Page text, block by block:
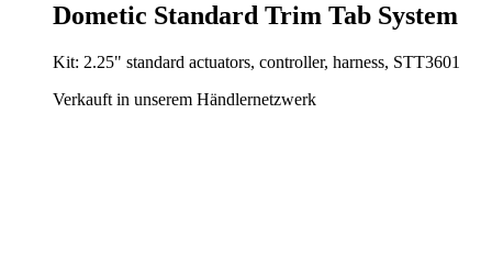
Dometic Standard Trim Tab System
Kit: 2.25" standard actuators, controller, harness, STT3601
Verkauft in unserem Händlernetzwerk